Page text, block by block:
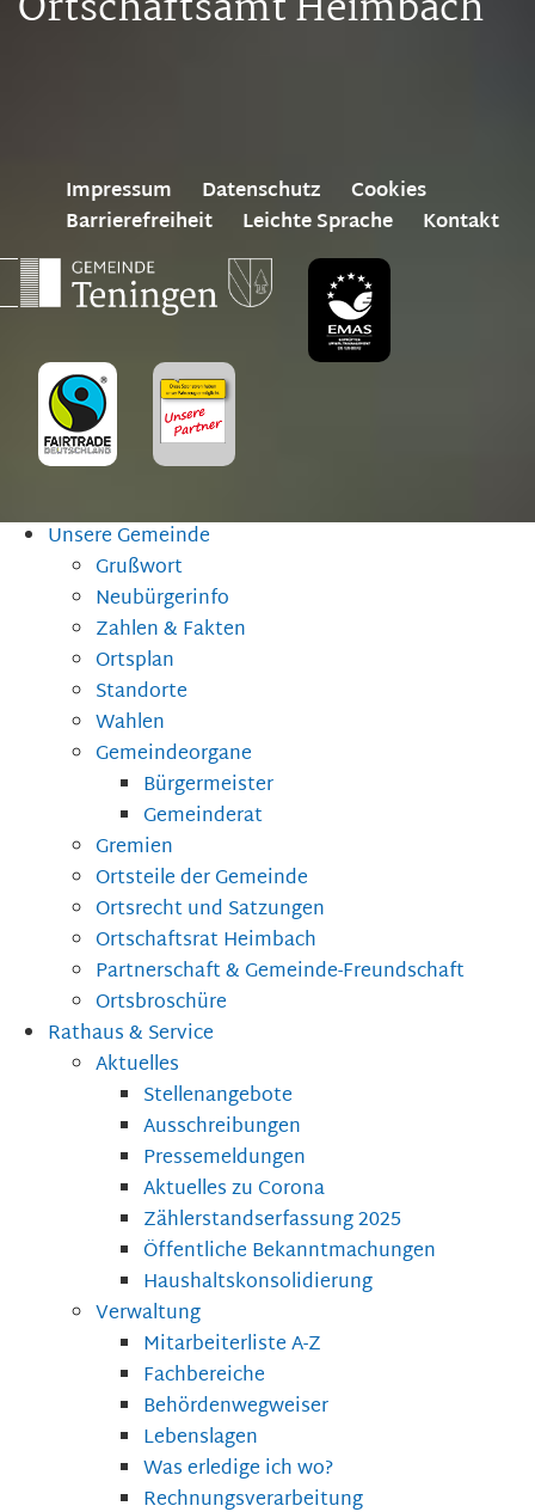
Impressum Datenschutz
Cookies
Barrierefreiheit
Leichte Sprache Kontakt
Unsere Gemeinde
Grußwort
Neubürgerinfo
Zahlen & Fakten
Ortsplan
Standorte
Wahlen
Gemeindeorgane
Bürgermeister
Gemeinderat
Gremien
Ortsteile der Gemeinde
Ortsrecht und Satzungen
Ortschaftsrat Heimbach
Partnerschaft & Gemeinde-Freundschaft
Ortsbroschüre
Rathaus & Service
Aktuelles
Stellenangebote
Ausschreibungen
Pressemeldungen
Aktuelles zu Corona
Zählerstandserfassung 2025
Öffentliche Bekanntmachungen
Haushaltskonsolidierung
Verwaltung
Mitarbeiterliste A-Z
Fachbereiche
Behördenwegweiser
Lebenslagen
Was erledige ich wo?
Rechnungsverarbeitung